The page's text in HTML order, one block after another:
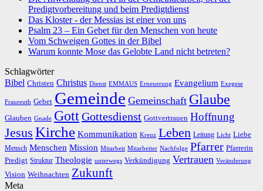
Predigtvorbereitung und beim Predigtdienst
Das Kloster - der Messias ist einer von uns
Psalm 23 – Ein Gebet für den Menschen von heute
Vom Schweigen Gottes in der Bibel
Warum konnte Mose das Gelobte Land nicht betreten?
Schlagwörter
Bibel Christen Christus Dienst EMMAUS Erneuerung Evangelium Exegese
Fraureuth Gebet Gemeinde Gemeinschaft Glaube
Glauben Gnade GottGottesdienst Gottvertrauen Hoffnung
Jesus Kirche Kommunikation Kreuz Leben Leitung Licht Liebe
Mensch Menschen Mission Mitarbeit Mitarbeiter Nachfolge Pfarrer Pfarrerin
Predigt Struktur Theologie unterwegs Verkündigung Vertrauen Veränderung
Vision Weihnachten Zukunft
Meta